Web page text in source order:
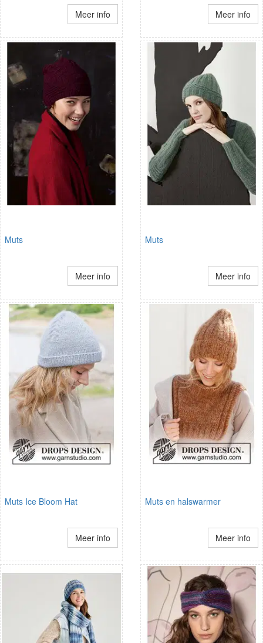
Meer info Meer info
Muts
Meer info
Muts
Meer info
Muts Ice Bloom Hat
Meer info
Muts en halswarmer
Meer info